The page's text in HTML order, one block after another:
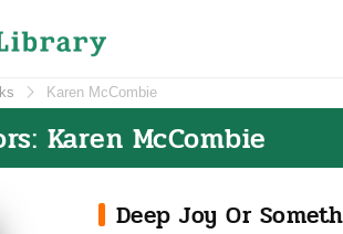
โรงเรียนมหิดลวิทยานุสรณ์
Karen McCombie
Karen McCombie
Deep Joy Or